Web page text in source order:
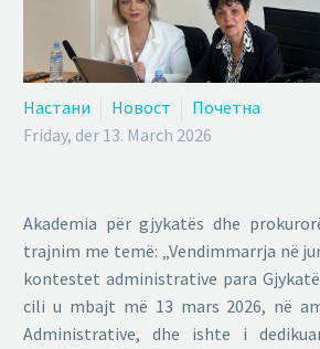
Настани Новост
Почетна
Friday, der 13. March 2026
Akademia për gjykatës dhe
trajnim me temë: „Vendimmarrja në
kontestet administrative para
cili u mbajt më 13 mars 2026, në
Administrative, dhe ishte i